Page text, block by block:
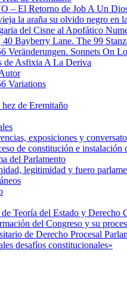
– El Retorno de Job A Un
la araña su olvido negro en
del Cisne al Apofático
40 Bayberry Lane. The 99
Veränderungen. Sonnets On
de Asfixia A La Deriva
Variations
hez de Eremitaño
exposiciones y
de constitución e instalación
del Parlamento
legitimidad y fuero
Teoría del Estado y Derecho
del Congreso y su
de Derecho Procesal
desafíos constitucionales»